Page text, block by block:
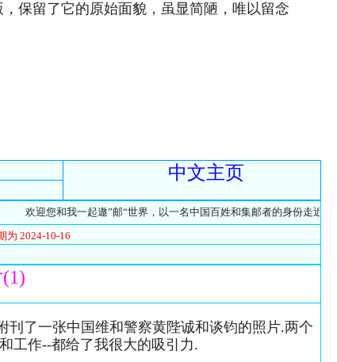
保留了它的原始面貌，虽显简陋，唯以留念
中文主页
欢迎您和我一起遨”邮“世界，以一名中国百姓和集邮者的身份走近名人,
为 2024-10-16
刊了一张中国维和警察黄陛诚和谈钧的照片.两个
工作--都给了我很大的吸引力.